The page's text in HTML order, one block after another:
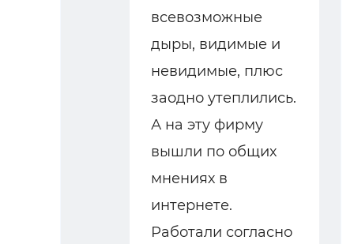
всевозможные
дыры, видимые и
невидимые, плюс
заодно утеплились.
А на эту фирму
вышли по общих
мнениях в
интернете.
Работали согласно